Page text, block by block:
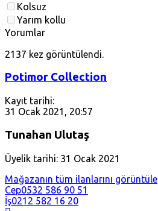
Kolsuz
Yarım kollu
Yorumlar
2137 kez görüntülendi.
Potimor Collection
Kayıt tarihi:
31 Ocak 2021, 20:57
Tunahan Ulutaş
Üyelik tarihi: 31 Ocak 2021
Mağazanın tüm ilanlarını görüntüle
Cep0532 586 90 51
İş0212 582 16 20